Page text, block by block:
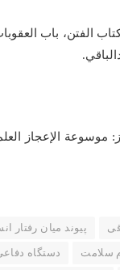
الإعجاز
پیوند میان رفتار
سلامت
دستگاه